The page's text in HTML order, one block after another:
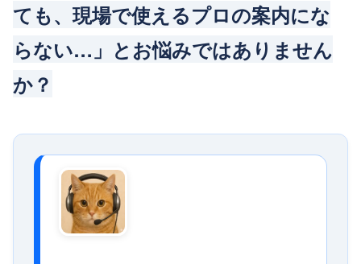
ても、現場で使えるプロの案内にな
らない…」とお悩みではありません
か？